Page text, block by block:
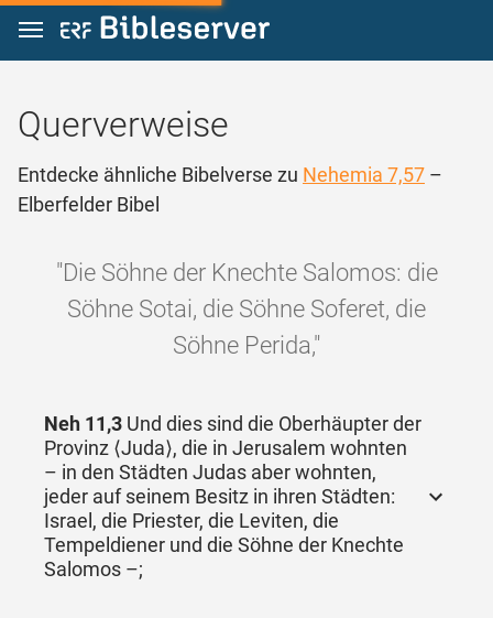
Zum Inhalt springen
Querverweise
Entdecke ähnliche Bibelverse zu Nehemia 7,57 –
Elberfelder Bibel
"Die Söhne der Knechte Salomos: die
Söhne Sotai, die Söhne Soferet, die
Söhne Perida,"
Neh 11,3 Und dies sind die Oberhäupter der
Provinz ⟨Juda⟩, die in Jerusalem wohnten
– in den Städten Judas aber wohnten,
jeder auf seinem Besitz in ihren Städten:
Israel, die Priester, die Leviten, die
Tempeldiener und die Söhne der Knechte
Salomos –;